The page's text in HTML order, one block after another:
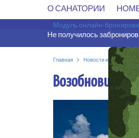
О САНАТОРИИ
Модуль онлайн-
Не получилось
Главная Новости и события
Возобновил